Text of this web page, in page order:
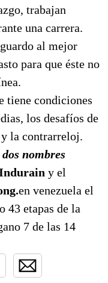
trabajan
una carrera.
al mejor
para que éste no
tiene condiciones
los desafíos de
la contrarreloj.
nombres
y el
en venezuela el
43 etapas de la
7 de las 14